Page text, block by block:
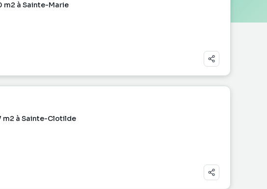
m2 à Sainte-Marie
m2 à Sainte-Clotilde